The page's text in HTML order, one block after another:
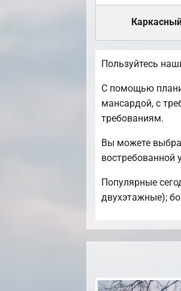
Пользуйтесь
С помощью
мансардой, с
требованиям.
Вы можете
Популярные
двухэтажные);